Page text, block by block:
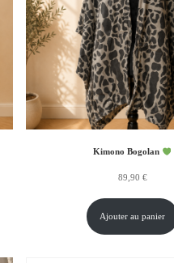
Kimono Bogolan
89,90 €
Ajouter au panier